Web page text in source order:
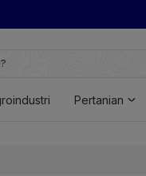
Power Dorong
Pertanian